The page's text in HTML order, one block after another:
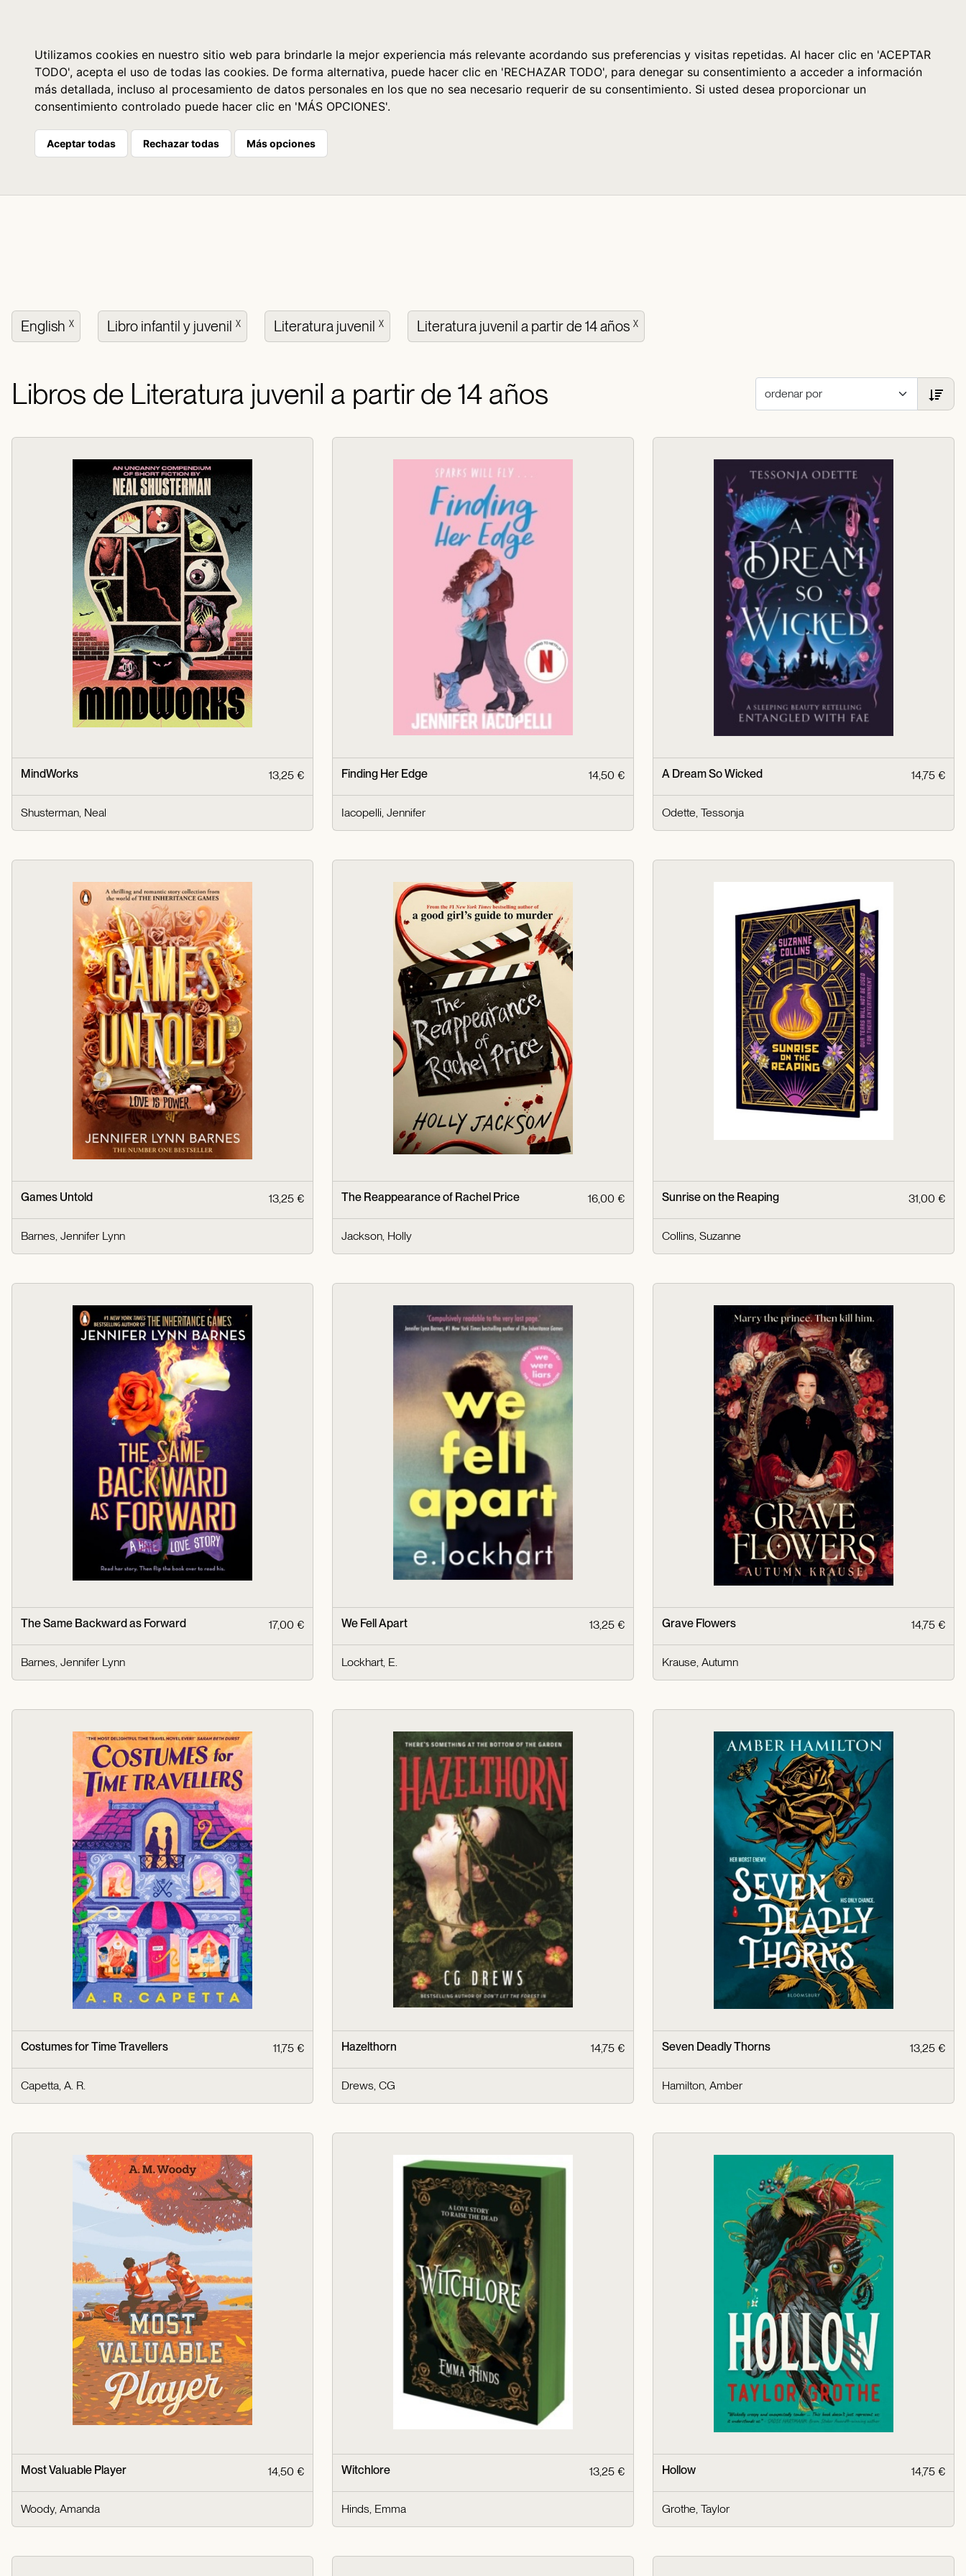
Utilizamos cookies en nuestro sitio web para brindarle la mejor experiencia más relevante acordando sus preferencias y visitas repetidas. Al hacer clic en 'ACEPTAR
TODO', acepta el uso de todas las cookies. De forma alternativa, puede hacer clic en 'RECHAZAR TODO', para denegar su consentimiento a acceder a información
más detallada, incluso al procesamiento de datos personales en los que no sea necesario requerir de su consentimiento. Si usted desea proporcionar un
consentimiento controlado puede hacer clic en 'MÁS OPCIONES'.
Aceptar todas Rechazar todas Más opciones
English X Libro infantil y juvenil X Literatura juvenil X Literatura juvenil a partir de 14 años X
Libros de Literatura juvenil a partir de 14 años
MindWorks 13,25 €
Shusterman, Neal
Finding Her Edge 14,50 €
Iacopelli, Jennifer
A Dream So Wicked 14,75 €
Odette, Tessonja
Games Untold 13,25 €
Barnes, Jennifer Lynn
The Reappearance of Rachel Price 16,00 €
Jackson, Holly
Sunrise on the Reaping 31,00 €
Collins, Suzanne
The Same Backward as Forward 17,00 €
Barnes, Jennifer Lynn
We Fell Apart 13,25 €
Lockhart, E.
Grave Flowers 14,75 €
Krause, Autumn
Costumes for Time Travellers 11,75 €
Capetta, A. R.
Hazelthorn 14,75 €
Drews, CG
Seven Deadly Thorns 13,25 €
Hamilton, Amber
Most Valuable Player 14,50 €
Woody, Amanda
Witchlore 13,25 €
Hinds, Emma
Hollow 14,75 €
Grothe, Taylor